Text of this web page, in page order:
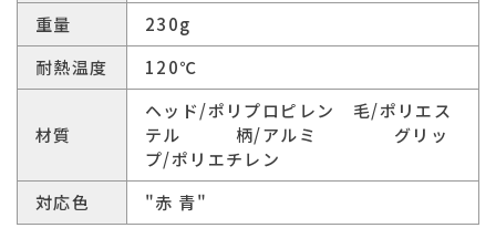
重量
230g
耐熱温度
120℃
材質
ヘッド/ポリプロピレン 毛/ポリエス
テル 柄/アルミ グリッ
プ/ポリエチレン
対応色
"赤 青"